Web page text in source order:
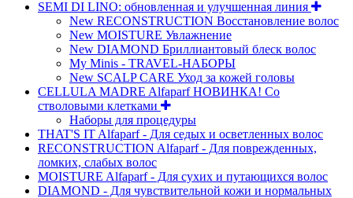
SEMI DI LINO: обновленная и улучшенная линия
New RECONSTRUCTION Восстановление волос
New MOISTURE Увлажнение
New DIAMOND Бриллиантовый блеск волос
My Minis - TRAVEL-НАБОРЫ
New SCALP CARE Уход за кожей головы
CELLULA MADRE Alfaparf НОВИНКА! Со
стволовыми клетками
Наборы для процедуры
THAT'S IT Alfaparf - Для седых и осветленных волос
RECONSTRUCTION Alfaparf - Для поврежденных,
ломких, слабых волос
MOISTURE Alfaparf - Для сухих и путающихся волос
DIAMOND - Для чувствительной кожи и нормальных